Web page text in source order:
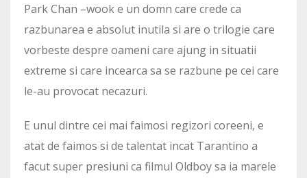
Park Chan –wook e un domn care crede ca
razbunarea e absolut inutila si are o trilogie care
vorbeste despre oameni care ajung in situatii
extreme si care incearca sa se razbune pe cei care
le-au provocat necazuri.
E unul dintre cei mai faimosi regizori coreeni, e
atat de faimos si de talentat incat Tarantino a
facut super presiuni ca filmul Oldboy sa ia marele